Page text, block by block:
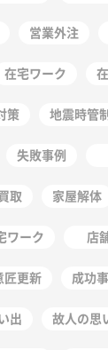
営業外注
在宅ワーク
策 地震時管
失敗事例
取 家屋解体
ワーク 店
匠更新 成功
出 故人の思